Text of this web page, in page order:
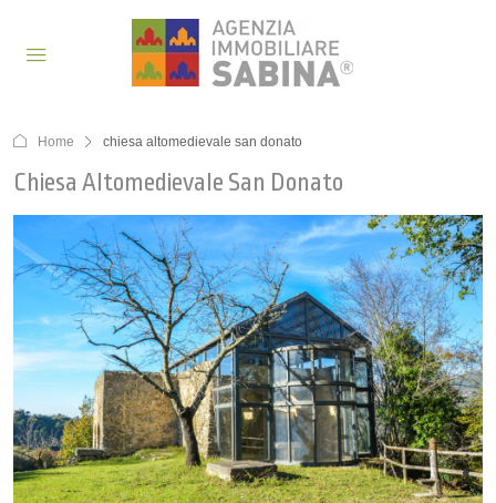
Home chiesa altomedievale san donato
Chiesa Altomedievale San Donato